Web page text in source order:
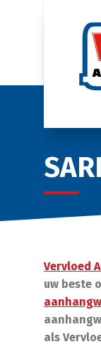
Vervloed
uw beste
als